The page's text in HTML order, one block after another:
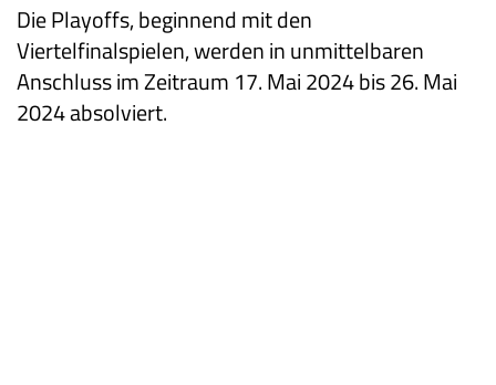
Die Playoffs, beginnend mit den
Viertelfinalspielen, werden in unmittelbaren
Anschluss im Zeitraum 17. Mai 2024 bis 26. Mai
2024 absolviert.